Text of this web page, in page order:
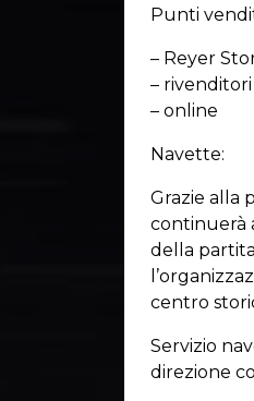
Punti
– Reyer
–
– online
Navette:
Grazie alla
continuerà
della
centro
Servizio
direzione